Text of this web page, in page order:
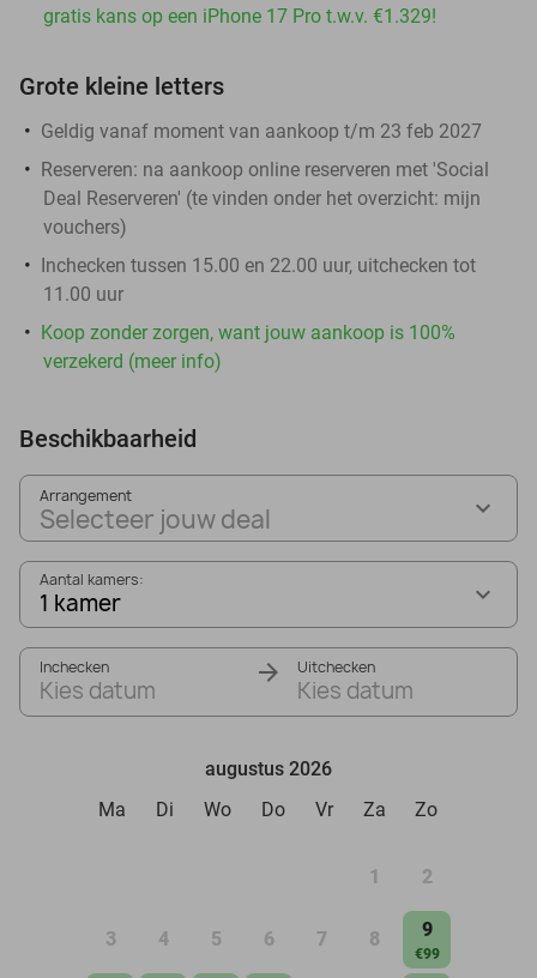
gratis kans op een iPhone 17 Pro t.w.v. €1.329!
Grote kleine letters
Geldig vanaf moment van aankoop t/m 23 feb 2027
Reserveren: na aankoop online reserveren met 'Social
Deal Reserveren' (te vinden onder het overzicht: mijn
vouchers)
Inchecken tussen 15.00 en 22.00 uur, uitchecken tot
11.00 uur
Koop zonder zorgen, want jouw aankoop is 100%
verzekerd (meer info)
Beschikbaarheid
Arrangement
Selecteer jouw deal
Aantal kamers:
1 kamer
Inchecken
Kies datum
Uitchecken
Kies datum
augustus 2026
Ma
Di Wo Do Vr Za Zo
1 2
3 4 5 6 7 8 9
€99